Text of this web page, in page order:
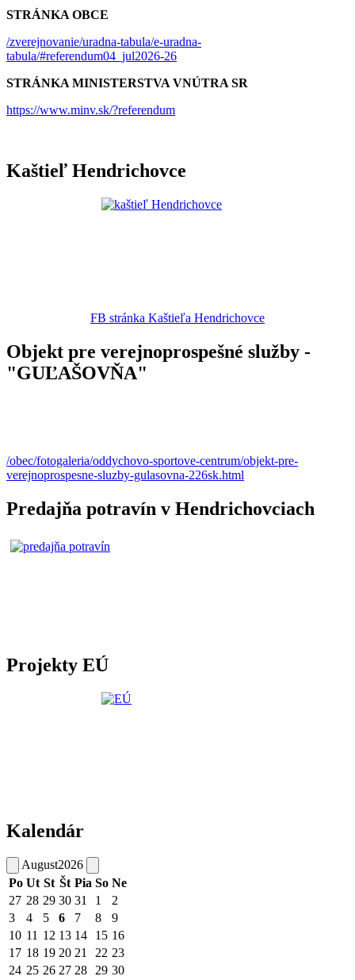
STRÁNKA OBCE
/zverejnovanie/uradna-tabula/e-uradna-
tabula/#referendum04_jul2026-26
STRÁNKA MINISTERSTVA VNÚTRA SR
https://www.minv.sk/?referendum
Kaštieľ Hendrichovce
FB stránka Kaštieľa Hendrichovce
Objekt pre verejnoprospešné služby -
"GUĽAŠOVŇA"
/obec/fotogaleria/oddychovo-sportove-centrum/objekt-pre-
verejnoprospesne-sluzby-gulasovna-226sk.html
Predajňa potravín v Hendrichovciach
Projekty EÚ
Kalendár
August2026
Po Ut St Št Pia So Ne
27 28 29 30 31 1
2
3
4 5 6 7 8
9
10 11 12 13 14 15 16
17 18 19 20 21 22 23
24 25 26 27 28 29 30